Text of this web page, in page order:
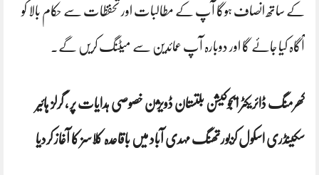
کے ساتھ انصاف ہوگا آپ کے مطالبات اور تحفظات سے حکام بالا کو
آگاہ کیا جائے گا اور دوبارہ آپ عمائدین سے میٹنگ کریں گے.
کھرمنگ ڈائریکٹر ایجوکیشن بلتستان ڈویژن خصوصی ہدایات پر ، گرلز ہائیر
سکینڈری اسکول کزبورتھنگ مہدی آباد میں باقاعدہ کلاسز کا آغاز کردیا